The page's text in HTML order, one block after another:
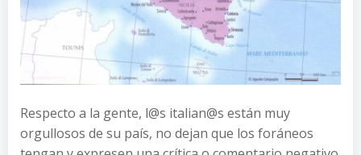
Respecto a la gente, l@s italian@s están muy
orgullosos de su país, no dejan que los foráneos